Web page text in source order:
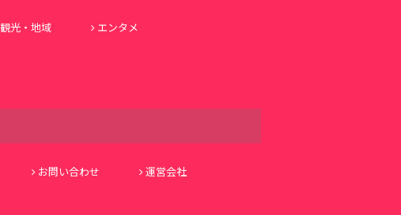
観光・地域
エンタメ
お問い合わせ 運営会社